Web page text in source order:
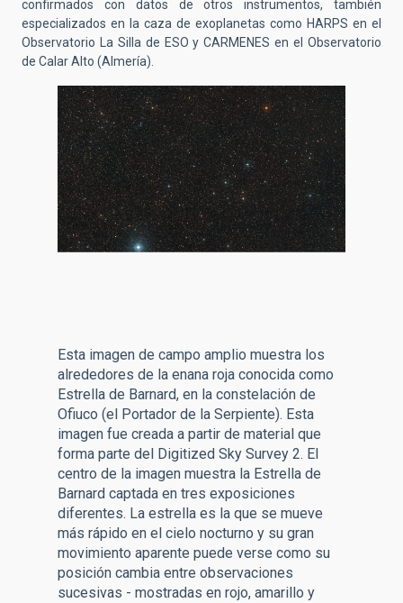
confirmados con datos de otros instrumentos, también
especializados en la caza de exoplanetas como HARPS en el
Observatorio La Silla de ESO y CARMENES en el Observatorio
de Calar Alto (Almería).
Esta imagen de campo amplio muestra los
alrededores de la enana roja conocida como
Estrella de Barnard, en la constelación de
Ofiuco (el Portador de la Serpiente). Esta
imagen fue creada a partir de material que
forma parte del Digitized Sky Survey 2. El
centro de la imagen muestra la Estrella de
Barnard captada en tres exposiciones
diferentes. La estrella es la que se mueve
más rápido en el cielo nocturno y su gran
movimiento aparente puede verse como su
posición cambia entre observaciones
sucesivas - mostradas en rojo, amarillo y